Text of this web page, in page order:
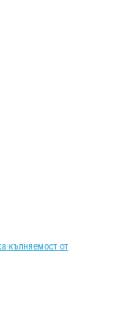
кълняемост от